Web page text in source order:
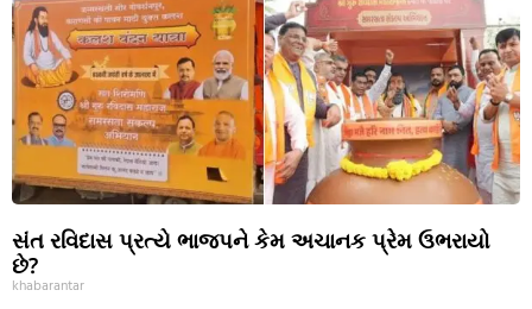
સંત રવિદાસ પ્રત્યે ભાજપને કેમ અચાનક પ્રેમ ઉભરાયો
છે?
khabarantar